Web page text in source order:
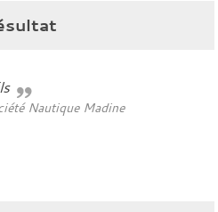
Nautique Madine